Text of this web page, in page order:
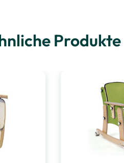
Produkte